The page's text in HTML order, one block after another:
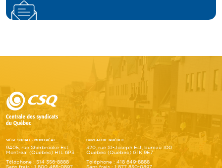
SIÈGE SOCIAL - MONTRÉAL
9405, rue Sherbrooke Est
Montréal (Québec) H1L 6P3
Téléphone : 514 356-8888
BUREAU DE QUÉBEC
320, rue St-Joseph Est, bureau 100
Québec (Québec) G1K 9E7
Téléphone : 418 649-8888